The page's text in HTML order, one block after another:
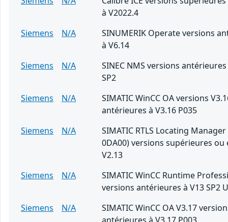
à V2022.4
Siemens
N/A
SINUMERIK Operate versions
à V6.14
Siemens
N/A
SINEC NMS versions antérieures
SP2
Siemens
N/A
SIMATIC WinCC OA versions
antérieures à V3.16 P035
Siemens
N/A
SIMATIC RTLS Locating Manager
0DA00) versions supérieures ou
V2.13
Siemens
N/A
SIMATIC WinCC Runtime
versions antérieures à V13 SP2
Siemens
N/A
SIMATIC WinCC OA V3.17